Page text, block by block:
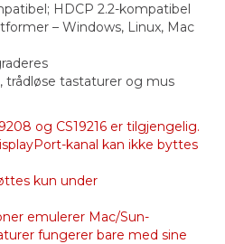
HDCP 2.2-kompatibel
– Windows, Linux, Mac
tastaturer og mus
og CS19216 er tilgjengelig.
kanal kan ikke byttes
kun under
emulerer Mac/Sun-
fungerer bare med sine